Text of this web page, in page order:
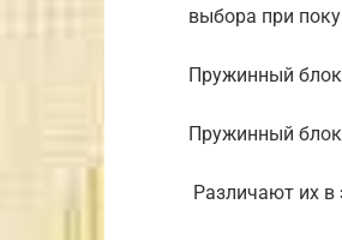
выбора при
Пружинный блок
Пружинный блок
Различают их в